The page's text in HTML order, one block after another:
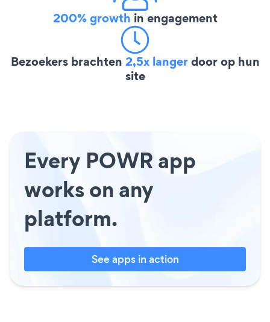
200% growth in engagement
Bezoekers brachten 2,5x langerdoor op hun
site
Every POWR app
works on any
platform.
See apps in action